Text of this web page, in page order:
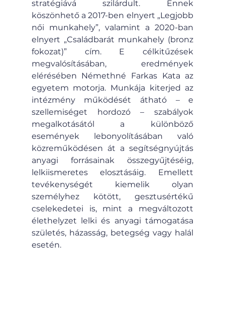
stratégiává szilárdult. Ennek
köszönhető a 2017-ben elnyert „Legjobb
női munkahely”, valamint a 2020-ban
elnyert „Családbarát munkahely (bronz
fokozat)” cím. E célkitűzések
megvalósításában, eredmények
elérésében Némethné Farkas Kata az
egyetem motorja. Munkája kiterjed az
intézmény működését átható – e
szellemiséget hordozó – szabályok
megalkotásától a különböző
események lebonyolításában való
közreműködésen át a segítségnyújtás
anyagi forrásainak összegyűjtéséig,
lelkiismeretes elosztásáig. Emellett
tevékenységét kiemelik olyan
személyhez kötött, gesztusértékű
cselekedetei is, mint a megváltozott
élethelyzet lelki és anyagi támogatása
születés, házasság, betegség vagy halál
esetén.